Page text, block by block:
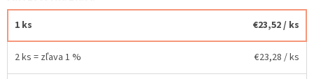
1 ks €23,52/ ks
2 ks = zľava 1 % €23,28 / ks